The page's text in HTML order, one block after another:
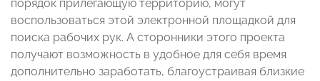
порядок прилегающую территорию, могут
воспользоваться этой электронной площадкой для
поиска рабочих рук. А сторонники этого проекта
получают возможность в удобное для себя время
дополнительно заработать, благоустраивая близкие